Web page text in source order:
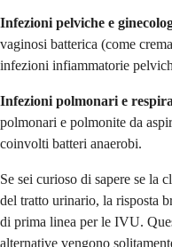
Infezioni pelviche e
vaginosi batterica (come
infezioni infiammatorie
Infezioni polmonari e
polmonari e polmonite da
coinvolti batteri anaerobi.
Se sei curioso di sapere se la
del tratto urinario, la risposta
di prima linea per le IVU.
alternative vengono